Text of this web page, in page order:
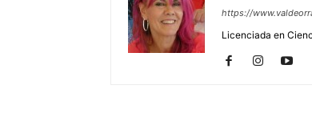
https://
Licenciada en